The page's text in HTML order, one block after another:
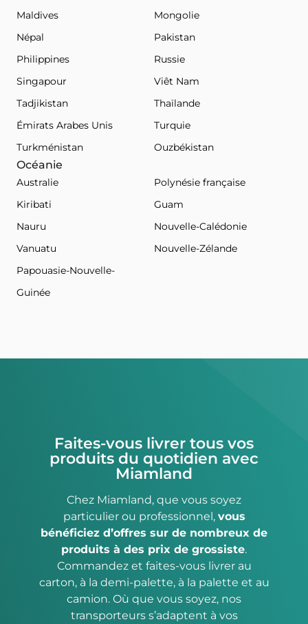
Maldives
Mongolie
Népal
Pakistan
Philippines
Russie
Singapour
Viêt Nam
Tadjikistan
Thaïlande
Émirats Arabes Unis
Turquie
Turkménistan
Ouzbékistan
Océanie
Australie
Polynésie française
Kiribati
Guam
Nauru
Nouvelle-Calédonie
Vanuatu
Nouvelle-Zélande
Papouasie-Nouvelle-
Guinée
Faites-vous livrer tous vos
produits du quotidien avec
Miamland
Chez Miamland, que vous soyez
particulier ou professionnel, vous
bénéficiez d’offres sur de nombreux de
produits à des prix de grossiste.
Commandez et faites-vous livrer au
carton, à la demi-palette, à la palette et au
camion. Où que vous soyez, nos
transporteurs s’adaptent à vos